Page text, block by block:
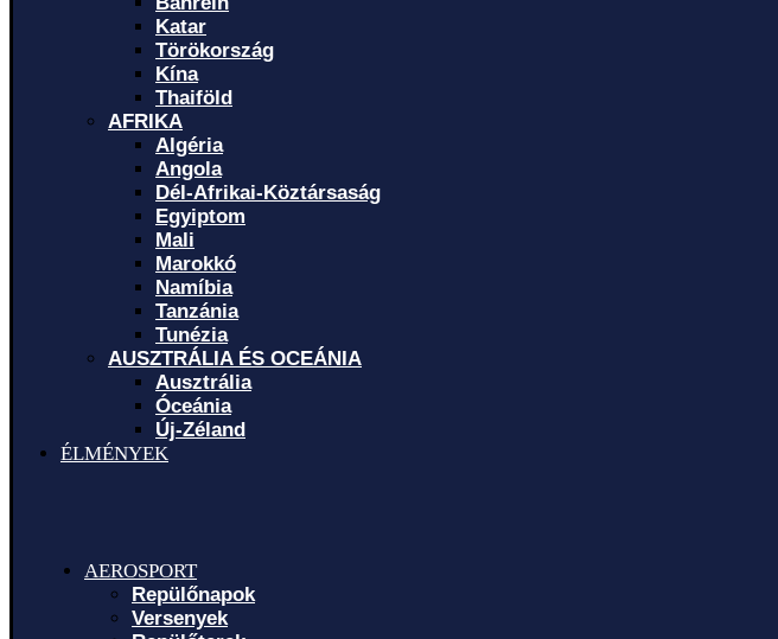
Katar
Törökország
Kína
Thaiföld
AFRIKA
Algéria
Angola
Dél-Afrikai-Köztársaság
Egyiptom
Mali
Marokkó
Namíbia
Tanzánia
Tunézia
AUSZTRÁLIA ÉS OCEÁNIA
Ausztrália
Óceánia
Új-Zéland
ÉLMÉNYEK
AEROSPORT
Repülőnapok
Versenyek